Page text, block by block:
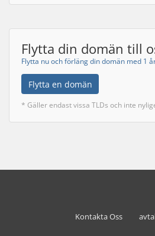
Flytta din domän till
Flytta nu och förläng din domän med 1
Flytta en domän
* Gäller endast vissa TLDs och inte
Kontakta Oss